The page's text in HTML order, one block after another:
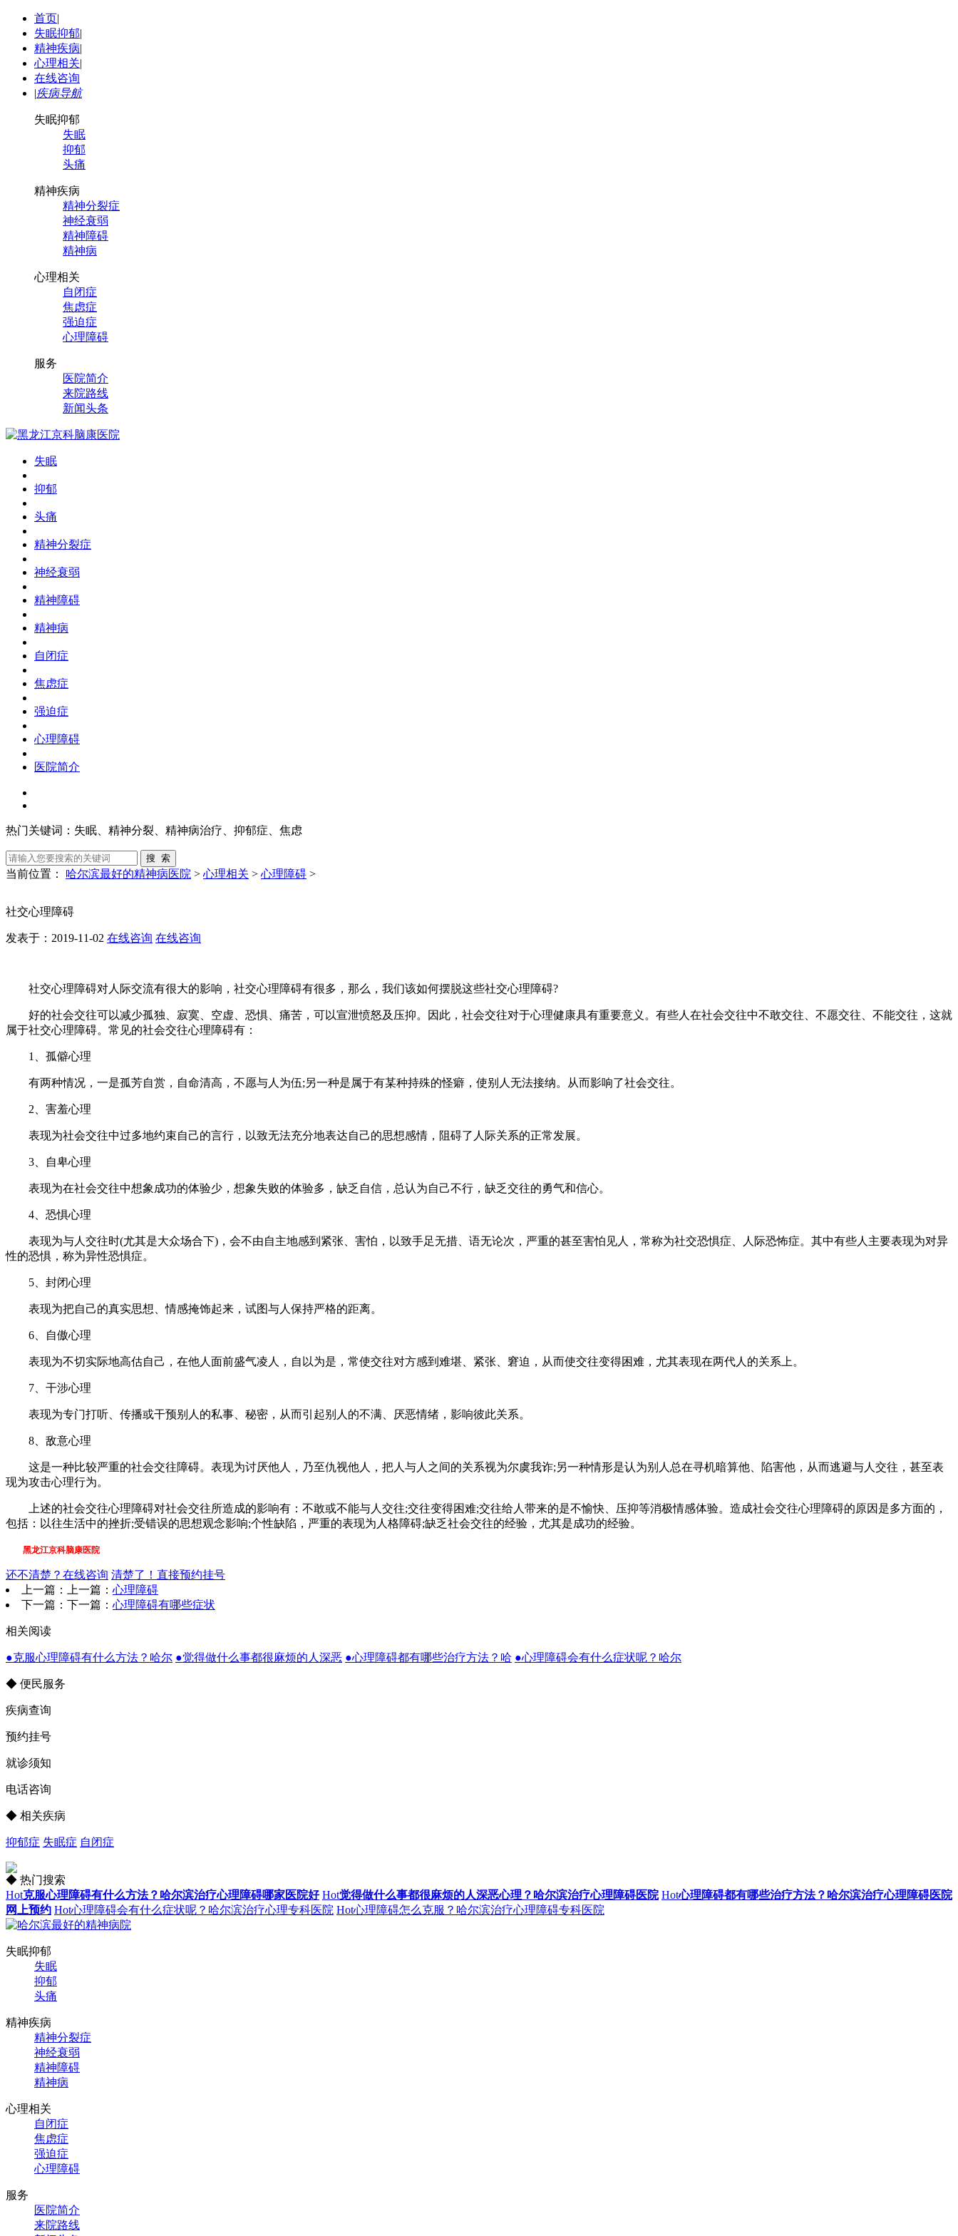
首页|
失眠抑郁|
精神疾病|
心理相关|
在线咨询
|疾病导航
失眠抑郁
失眠
抑郁
头痛
精神疾病
精神分裂症
神经衰弱
精神障碍
精神病
心理相关
自闭症
焦虑症
强迫症
心理障碍
服务
医院简介
来院路线
新闻头条
失眠
抑郁
头痛
精神分裂症
神经衰弱
精神障碍
精神病
自闭症
焦虑症
强迫症
心理障碍
医院简介
热门关键词： 失眠、精神分裂、精神病治疗、抑郁症、焦虑
当前位置： 哈尔滨最好的精神病医院 > 心理相关 > 心理障碍 >
社交心理障碍
发表于：2019-11-02 在线咨询 在线咨询
社交心理障碍对人际交流有很大的影响，社交心理障碍有很多，那么，我们该如何摆脱这些社交心理障碍?
好的社会交往可以减少孤独、寂寞、空虚、恐惧、痛苦，可以宣泄愤怒及压抑。因此，社会交往对于心理健康具有重要意义。有些人在社会交往中不敢交往、不愿交往、不能交往，这就
属于社交心理障碍。常见的社会交往心理障碍有：
1、孤僻心理
有两种情况，一是孤芳自赏，自命清高，不愿与人为伍;另一种是属于有某种持殊的怪癖，使别人无法接纳。从而影响了社会交往。
2、害羞心理
表现为社会交往中过多地约束自己的言行，以致无法充分地表达自己的思想感情，阻碍了人际关系的正常发展。
3、自卑心理
表现为在社会交往中想象成功的体验少，想象失败的体验多，缺乏自信，总认为自己不行，缺乏交往的勇气和信心。
4、恐惧心理
表现为与人交往时(尤其是大众场合下)，会不由自主地感到紧张、害怕，以致手足无措、语无论次，严重的甚至害怕见人，常称为社交恐惧症、人际恐怖症。其中有些人主要表现为对异
性的恐惧，称为异性恐惧症。
5、封闭心理
表现为把自己的真实思想、情感掩饰起来，试图与人保持严格的距离。
6、自傲心理
表现为不切实际地高估自己，在他人面前盛气凌人，自以为是，常使交往对方感到难堪、紧张、窘迫，从而使交往变得困难，尤其表现在两代人的关系上。
7、干涉心理
表现为专门打听、传播或干预别人的私事、秘密，从而引起别人的不满、厌恶情绪，影响彼此关系。
8、敌意心理
这是一种比较严重的社会交往障碍。表现为讨厌他人，乃至仇视他人，把人与人之间的关系视为尔虞我诈;另一种情形是认为别人总在寻机暗算他、陷害他，从而逃避与人交往，甚至表
现为攻击心理行为。
上述的社会交往心理障碍对社会交往所造成的影响有：不敢或不能与人交往;交往变得困难;交往给人带来的是不愉快、压抑等消极情感体验。造成社会交往心理障碍的原因是多方面的，
包括：以往生活中的挫折;受错误的思想观念影响;个性缺陷，严重的表现为人格障碍;缺乏社会交往的经验，尤其是成功的经验。
黑龙江京科脑康医院
还不清楚？在线咨询 清楚了！直接预约挂号
上一篇：上一篇： 心理障碍
下一篇：下一篇： 心理障碍有哪些症状
相关阅读
●克服心理障碍有什么方法？哈尔 ●觉得做什么事都很麻烦的人深恶 ●心理障碍都有哪些治疗方法？哈 ●心理障碍会有什么症状呢？哈尔
◆ 便民服务
疾病查询
预约挂号
就诊须知
电话咨询
◆ 相关疾病
抑郁症 失眠症 自闭症
◆ 热门搜索
Hot克服心理障碍有什么方法？哈尔滨治疗心理障碍哪家医院好 Hot觉得做什么事都很麻烦的人深恶心理？哈尔滨治疗心理障碍医院 Hot心理障碍都有哪些治疗方法？哈尔滨治疗心理障碍医院
网上预约 Hot心理障碍会有什么症状呢？哈尔滨治疗心理专科医院 Hot心理障碍怎么克服？哈尔滨治疗心理障碍专科医院
失眠抑郁
失眠
抑郁
头痛
精神疾病
精神分裂症
神经衰弱
精神障碍
精神病
心理相关
自闭症
焦虑症
强迫症
心理障碍
服务
医院简介
来院路线